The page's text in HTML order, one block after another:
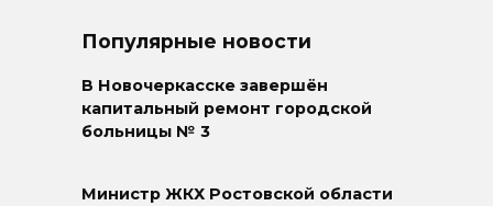
Популярные новости
В Новочеркасске завершён
капитальный ремонт городской
больницы № 3
Министр ЖКХ Ростовской области